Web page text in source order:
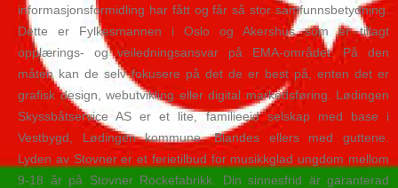
informasjonsformidling har fått og får så stor samfunnsbetydning.
Dette er Fylkesmannen i Oslo og Akershus som er tillagt
opplærings- og veiledningsansvar på EMA-området. På den
måten kan de selv fokusere på det de er best på, enten det er
grafisk design, webutvikling eller digital markedsføring. Lødingen
Skyssbåtservice AS er et lite, familieeid selskap med base i
Vestbygd, Lødingen kommune. Blandes ellers med guttene.
Lyden av Stovner er et ferietilbud for musikkglad ungdom mellom
9-18 år på Stovner Rockefabrikk. Din sinnesfrid är garanterad